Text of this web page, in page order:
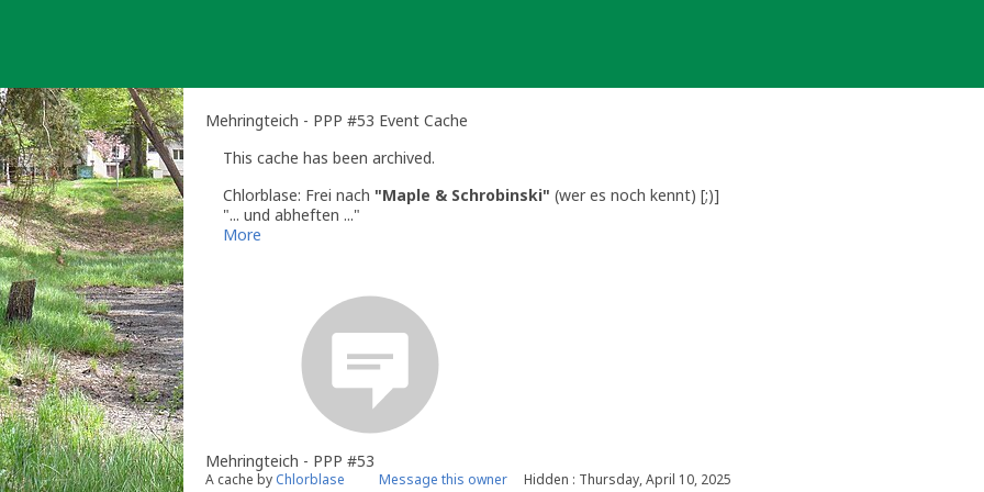
Mehringteich - PPP #53 Event Cache
This cache has been archived.
Chlorblase: Frei nach "Maple & Schrobinski" (wer es noch kennt) [;)]
"... und abheften ..."
More
Mehringteich - PPP #53
A cache by Chlorblase Message this owner Hidden : Thursday, April 10, 2025